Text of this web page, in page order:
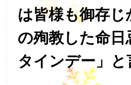
は皆様も御存
の殉教した命
タインデー」